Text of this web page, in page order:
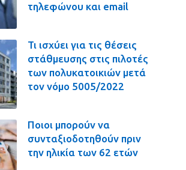
τηλεφώνου και email
Τι ισχύει για τις θέσεις
στάθμευσης στις πιλοτές
των πολυκατοικιών μετά
τον νόμο 5005/2022
Ποιοι μπορούν να
συνταξιοδοτηθούν πριν
την ηλικία των 62 ετών